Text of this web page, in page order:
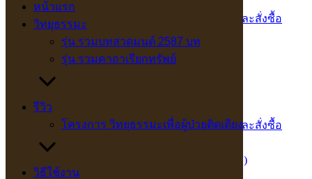
หน้าแรก
วิทยุธรรมะ
รุ่น รวมบทสวดมนต์ 2587 บท
รุ่น รวมคาถาเรียกทรัพย์
รีวิว
โครงการ วิทยุธรรมะเพื่อผู้ป่วยติดเตียง
วิธีใช้งาน
สอบถามและสั่งซื้อ
ว2742 วิธีแก้กรรมให้ได้ผล
17.00฿ ซื้อจำนวนมากมีส่วนลดสอบถามและสั่งซื้อ